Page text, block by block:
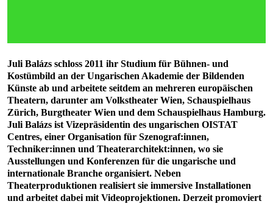
Juli Balázs schloss 2011 ihr Studium für Bühnen- und
Kostümbild an der Ungarischen Akademie der Bildenden
Künste ab und arbeitete seitdem an mehreren europäischen
Theatern, darunter am Volkstheater Wien, Schauspielhaus
Zürich, Burgtheater Wien und dem Schauspielhaus Hamburg.
Juli Balázs ist Vizepräsidentin des ungarischen OISTAT
Centres, einer Organisation für Szenograf:innen,
Techniker:innen und Theaterarchitekt:innen, wo sie
Ausstellungen und Konferenzen für die ungarische und
internationale Branche organisiert. Neben
Theaterproduktionen realisiert sie immersive Installationen
und arbeitet dabei mit Videoprojektionen. Derzeit promoviert